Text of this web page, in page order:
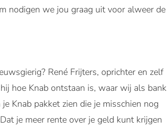
nodigen we jou graag uit voor alweer de
René Frijters, oprichter en zelf
hoe Knab ontstaan is, waar wij als bank
Knab pakket zien die je misschien nog
je meer rente over je geld kunt krijgen